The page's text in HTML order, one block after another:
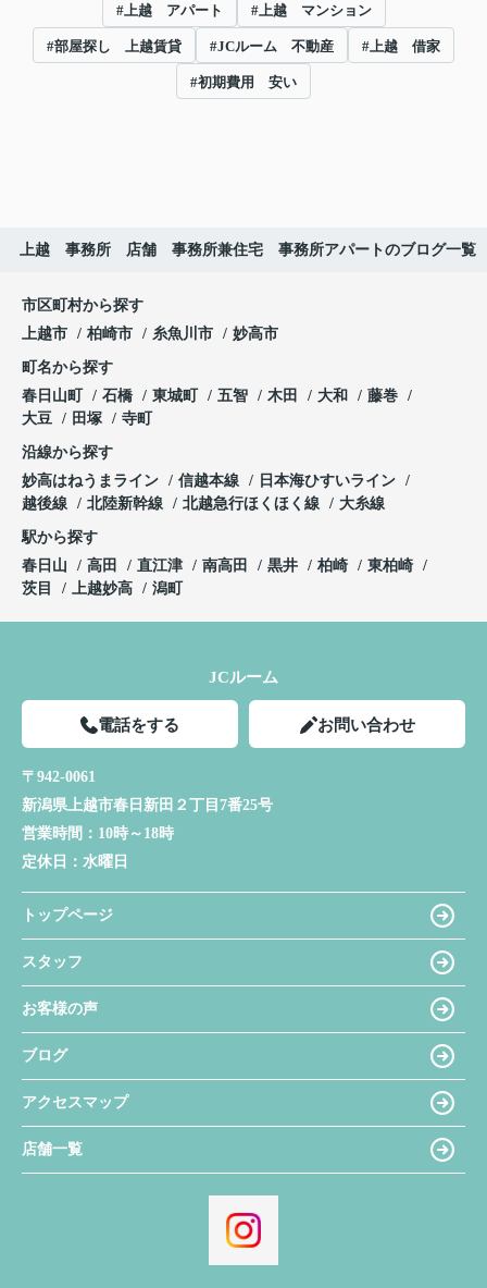
#上越 アパート #上越 マンション
#部屋探し 上越賃貸 #JCルーム 不動産 #上越 借家
#初期費用 安い
上越 事務所 店舗 事務所兼住宅 事務所アパートのブログ一覧
市区町村から探す
上越市
柏崎市 糸魚川市 妙高市
町名から探す
春日山町
石橋 東城町 五智 木田 大和
藤巻
大豆
田塚 寺町
沿線から探す
妙高はねうまライン
信越本線
日本海ひすいライン
越後線
北陸新幹線 北越急行ほくほく線 大糸線
駅から探す
春日山
高田 直江津 南高田 黒井 柏崎
東柏崎
茨目
上越妙高 潟町
JCルーム
電話をする お問い合わせ
〒942-0061
新潟県上越市春日新田２丁目7番25号
営業時間： 10時～18時
定休日： 水曜日
トップページ
スタッフ
お客様の声
ブログ
アクセスマップ
店舗一覧